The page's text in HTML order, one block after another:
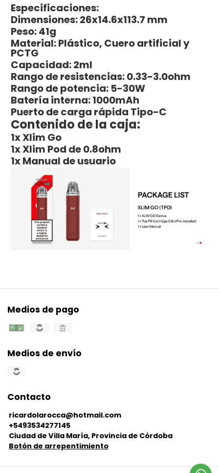
Especificaciones:
Dimensiones: 26x14.6x113.7 mm
Peso: 41g
Material: Plástico, Cuero artificial y
PCTG
Capacidad: 2ml
Rango de resistencias: 0.33-3.0ohm
Rango de potencia: 5-30W
Batería interna: 1000mAh
Puerto de carga rápida Tipo-C
Contenido de la caja:
1x Xlim Go
1x Xlim Pod de 0.8ohm
1x Manual de usuario
Medios de pago
Medios de envío
Contacto
ricardolarocca@hotmail.com
+5493534277145
Ciudad de Villa María, Provincia de Córdoba
Botón de arrepentimiento